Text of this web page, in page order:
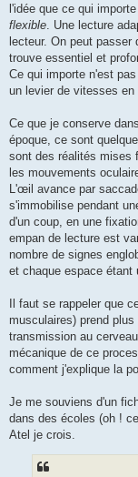
a
g
l'idée que ce qui
flexible . Une lecture
lecteur. On peut
trouve essentiel et
Ce qui importe n'est
un levier de vitesses en
Ce que je conserve
époque, ce sont
sont des réalités mises
les mouvements
L'œil avance par
s'immobilise pendant
d'un coup, en une
empan de lecture est
nombre de signes
et chaque espace étant
Il faut se rappeler que
musculaires) prend
transmission au
mécanique de ce
comment j'explique la
Je me souviens d'un
dans des écoles (oh !
Atel je crois.